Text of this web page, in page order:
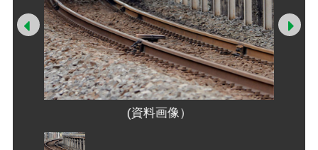
(資料画像）
Prev